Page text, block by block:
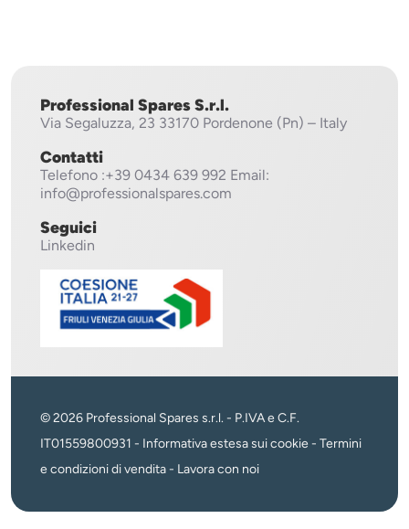
Professional Spares S.r.l.
Via Segaluzza, 23 33170 Pordenone (Pn) – Italy
Contatti
Telefono :+39 0434 639 992 Email:
info@professionalspares.com
Seguici
Linkedin
© 2026 Professional Spares s.r.l. - P.IVA e C.F.
IT01559800931 - Informativa estesa sui cookie - Termini
e condizioni di vendita- Lavora con noi